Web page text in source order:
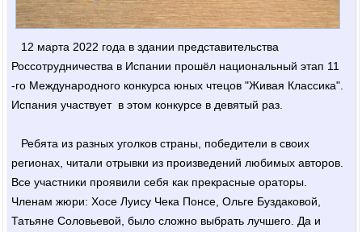
12 марта 2022 года в здании представительства
Россотрудничества в Испании прошёл национальный этап 11
-го Международного конкурса юных чтецов "Живая Классика".
Испания участвует в этом конкурсе в девятый раз.
Ребята из разных уголков страны, победители в своих
регионах, читали отрывки из произведений любимых авторов.
Все участники проявили себя как прекрасные ораторы.
Членам жюри: Хосе Луису Чека Понсе, Ольге Буздаковой,
Татьяне Соловьевой, было сложно выбрать лучшего. Да и